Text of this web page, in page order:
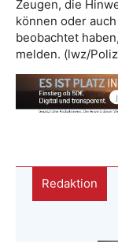
Zeugen, die
können oder
beobachtet
melden. (lwz/
Redaktion